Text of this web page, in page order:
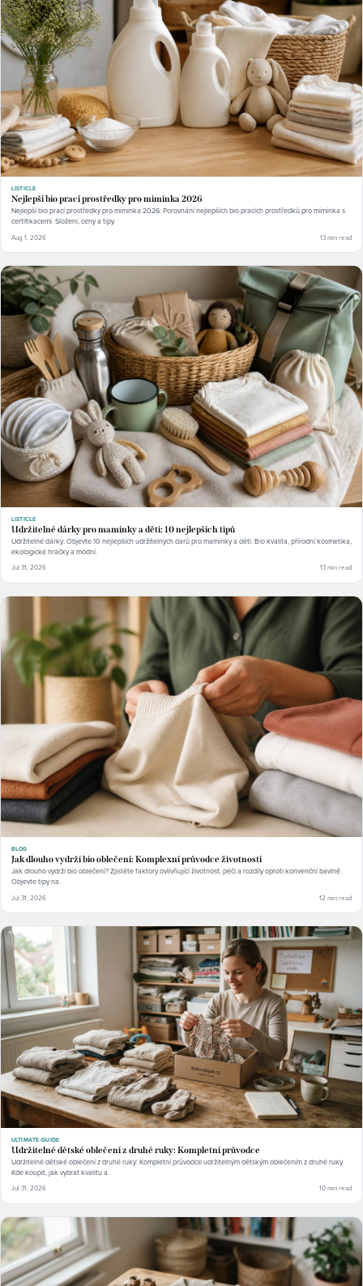
LISTICLE
Nejlepší bio prací prostředky pro miminka 2026
Nejlepší bio prací prostředky pro miminka 2026: Porovnání nejlepších bio pracích prostředků pro miminka s
certifikacemi. Složení, ceny a tipy.
Aug 1, 2026 13 min read
LISTICLE
Udržitelné dárky pro maminky a děti: 10 nejlepších tipů
Udržitelné dárky: Objevte 10 nejlepších udržitelných darů pro maminky a děti. Bio kvalita, přírodní kosmetika,
ekologické hračky a módní.
Jul 31, 2026 13 min read
BLOG
Jak dlouho vydrží bio oblečení: Komplexní průvodce životností
Jak dlouho vydrží bio oblečení? Zjistěte faktory ovlivňující životnost, péči a rozdíly oproti konvenční bavlně.
Objevte tipy na.
Jul 31, 2026 12 min read
ULTIMATE-GUIDE
Udržitelné dětské oblečení z druhé ruky: Kompletní průvodce
Udržitelné dětské oblečení z druhé ruky: Kompletní průvodce udržitelným dětským oblečením z druhé ruky.
Kde koupit, jak vybrat kvalitu a.
Jul 31, 2026 10 min read